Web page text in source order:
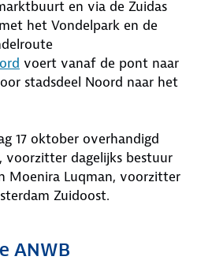
en via de Zuidas
het Vondelpark en de
voert vanaf de pont naar
stadsdeel Noord naar het
17 oktober overhandigd
voorzitter dagelijks bestuur
Moenira Luqman, voorzitter
Zuidoost.
ANWB